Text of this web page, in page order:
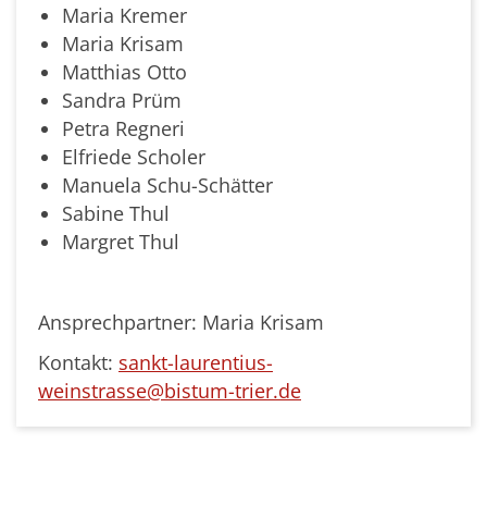
Maria Kremer
Maria Krisam
Matthias Otto
Sandra Prüm
Petra Regneri
Elfriede Scholer
Manuela Schu-Schätter
Sabine Thul
Margret Thul
Ansprechpartner: Maria Krisam
Kontakt: sankt-laurentius-
weinstrasse@bistum-trier.de